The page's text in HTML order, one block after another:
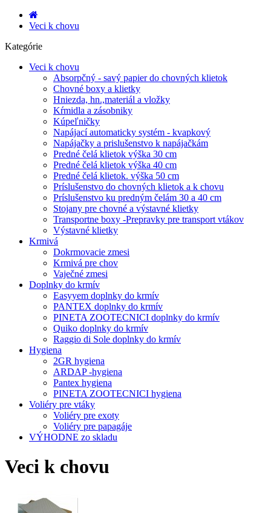
Veci k chovu
Kategórie
Veci k chovu
Absorpčný - savý papier do chovných klietok
Chovné boxy a klietky
Hniezda, hn.,materiál a vložky
Kŕmidla a zásobniky
Kúpeľničky
Napájací automaticky systém - kvapkový
Napájačky a prislušenstvo k napájačkám
Predné čelá klietok výška 30 cm
Predné čelá klietok výška 40 cm
Predné čelá klietok. výška 50 cm
Príslušenstvo do chovných klietok a k chovu
Príslušenstvo ku predným čelám 30 a 40 cm
Stojany pre chovné a výstavné klietky
Transportne boxy -Prepravky pre transport vtákov
Výstavné klietky
Krmivá
Dokrmovacie zmesi
Krmivá pre chov
Vaječné zmesi
Doplnky do krmív
Easyyem doplnky do krmív
PANTEX doplnky do krmív
PINETA ZOOTECNICI doplnky do krmív
Quiko doplnky do krmív
Raggio di Sole doplnky do krmív
Hygiena
2GR hygiena
ARDAP -hygiena
Pantex hygiena
PINETA ZOOTECNICI hygiena
Voliéry pre vtáky
Voliéry pre exoty
Voliéry pre papagáje
VÝHODNE zo skladu
Veci k chovu